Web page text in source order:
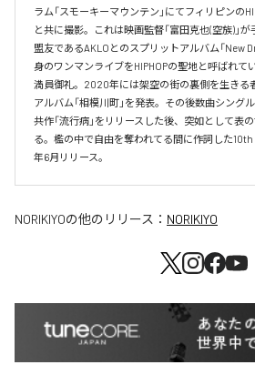
ラム「スモーキーマウンテン」にてフィリピンの
と共に撮影。これは映画監督「富田克也(空族)」
盟友であるAKLOとのスプリットアルバム「New
身のワンマンライブをHIPHOPの聖地と呼ばれて
満員御礼。2020年には架空の街の裏側を生きる
アルバム「相模川町」を発表。その後数曲シング
共作「流行病」をリリースした後、突如として表
る。檻の中で自由を奪われてる間に作詞した10th
年6月リリース。
NORIKIYOの他のリリース： NORIKIYO